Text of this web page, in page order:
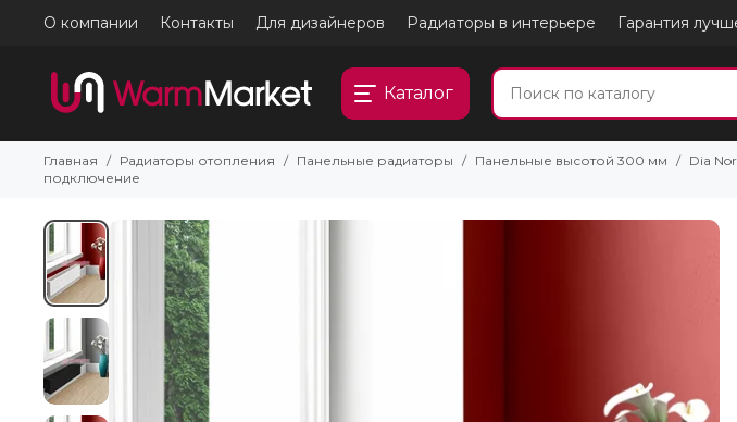
О компании Контакты Для дизайнеров Радиаторы в интерьере Гарантия
Каталог
Главная Радиаторы отопления Панельные радиаторы Панельные высотой 300 мм
Dia
подключение